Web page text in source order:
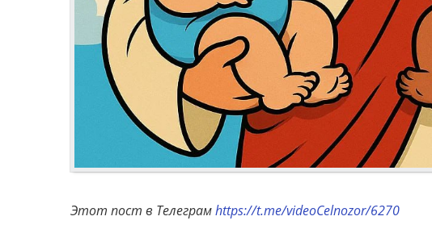
Этот пост в Телеграмhttps://t.me/videoCelnozor/6270